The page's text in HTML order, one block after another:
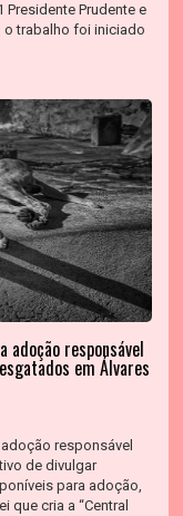
Presidente Prudente e
o trabalho foi iniciado
adoção responsável
em Álvares
responsável
de divulgar
para adoção,
que cria a “Central